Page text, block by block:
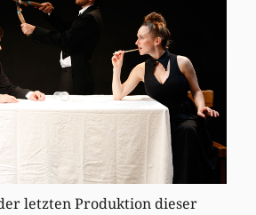
letzten Produktion dieser